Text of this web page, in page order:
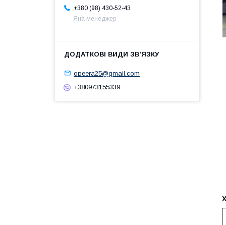
+380 (98) 430-52-43
Яна менеджер
opeera25@gmail.com
+380973155339